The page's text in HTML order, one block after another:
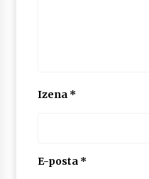
Izena *
E-posta *